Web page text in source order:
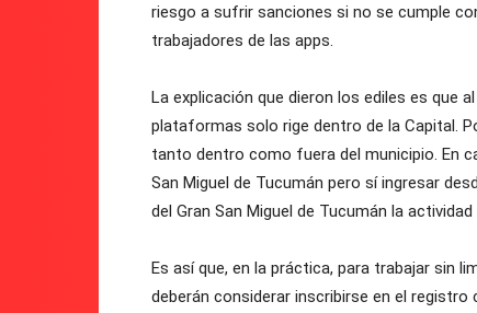
riesgo a sufrir sanciones si no se cumple
trabajadores de las apps.
La explicación que dieron los ediles es que
plataformas solo rige dentro de la Capital.
tanto dentro como fuera del municipio. En
San Miguel de Tucumán pero sí ingresar
del Gran San Miguel de Tucumán la
Es así que, en la práctica, para trabajar sin
deberán considerar inscribirse en el